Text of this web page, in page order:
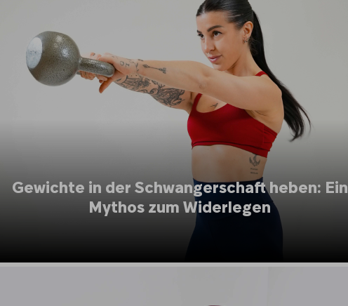
Gewichte in der Schwangerschaft heben: Ein
Mythos zum Widerlegen